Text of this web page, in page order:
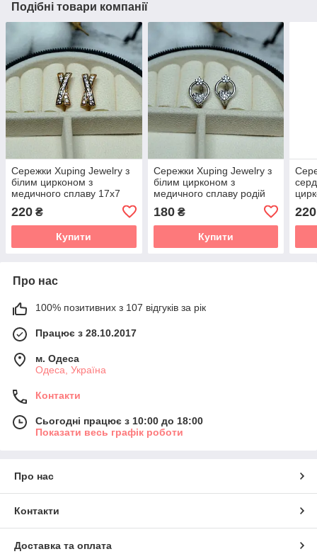
Подібні товари компанії
Сережки Xuping Jewelry з
білим цирконом з
медичного сплаву 17х7
220 ₴
Купити
Сережки Xuping Jewelry з
білим цирконом з
медичного сплаву родій
180₴
Купити
220
Про нас
100% позитивних з 107 відгуків за рік
Працює з 28.10.2017
м. Одеса
Одеса, Україна
Контакти
Сьогодні працює з 10:00 до 18:00
Показати весь графік роботи
Про нас
Контакти
Доставка та оплата